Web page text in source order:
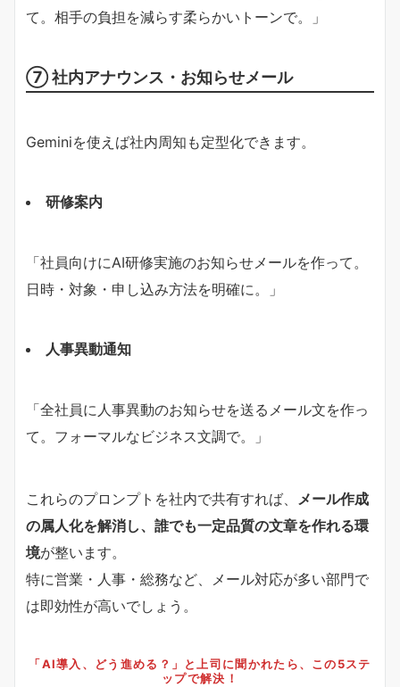
て。相手の負担を減らす柔らかいトーンで。」
⑦ 社内アナウンス・お知らせメール
Geminiを使えば社内周知も定型化できます。
研修案内
「社員向けにAI研修実施のお知らせメールを作って。
日時・対象・申し込み方法を明確に。」
人事異動通知
「全社員に人事異動のお知らせを送るメール文を作っ
て。フォーマルなビジネス文調で。」
これらのプロンプトを社内で共有すれば、
メール作成
の属人化を解消し、誰でも一定品質の文章を作れる環
境が整います。
特に営業・人事・総務など、メール対応が多い部門で
は即効性が高いでしょう。
「AI導入、どう進める？」と上司に聞かれたら、この5ステ
ップで解決！